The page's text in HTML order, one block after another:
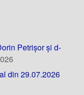
Petrișor și d-
din 29.07.2026